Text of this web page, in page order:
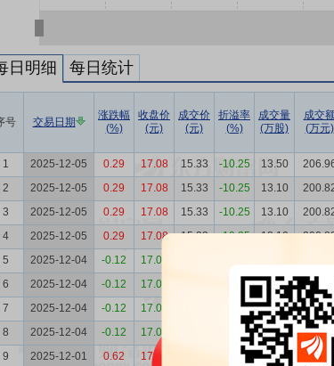
日明细 每日统计
号 交易日期
涨跌幅
(%)
收盘价
(元)
成交价
(元)
折溢率
(%)
成交量
(万股)
成交
(万元)
1 2025-12-05 0.29 17.08 15.33 -10.25 13.50
2
2025-12-05 0.29 17.08 15.33 -10.25 13.10
3
2025-12-05 0.29 17.08 15.33 -10.25 13.10
4
2025-12-05 0.29 17.08 15.33 -10.25 13.10
5
2025-12-04 -0.12 17.03
6
2025-12-04 -0.12 17.03 -9.86 15.00 230.25
7
2025-12-04 -0.12 17.03 -9.86 13.50
8
2025-12-04 -0.12 17.03 -9.86 13.50 207.23
9
2025-12-01 0.62 17.74 -10.54 31.50